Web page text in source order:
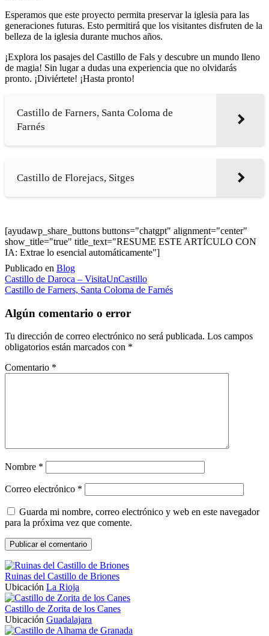
Esperamos que este proyecto permita preservar la iglesia para las
generaciones futuras. Esto permitirá que los visitantes disfruten de la
belleza de la iglesia durante muchos años.
¡Explora los pasajes del Castillo de Fals y descubre un mundo lleno
de magia! Sin lugar a dudas una experiencia que no olvidarás
pronto. ¡Diviértete! ¡Hasta pronto!
Castillo de Farners, Santa Coloma de
Farnés
Castillo de Florejacs, Sitges
[ayudawp_share_buttons buttons="chatgpt" alignment="center"
show_title="true" title_text="RESUME ESTE ARTÍCULO CON
IA: Extrae lo esencial automáticamente"]
Publicado en Blog
Navegación
de
entradas
Castillo de Daroca – VisitaUnCastillo
Castillo de Farners, Santa Coloma de Farnés
Algún comentario o error
Tu dirección de correo electrónico no será publicada. Los campos
obligatorios están marcados con *
Comentario *
Nombre *
Correo electrónico *
Guarda mi nombre, correo electrónico y web en este navegador
para la próxima vez que comente.
Ruinas del Castillo de Briones
Ubicación La Rioja
Castillo de Zorita de los Canes
Ubicación Guadalajara